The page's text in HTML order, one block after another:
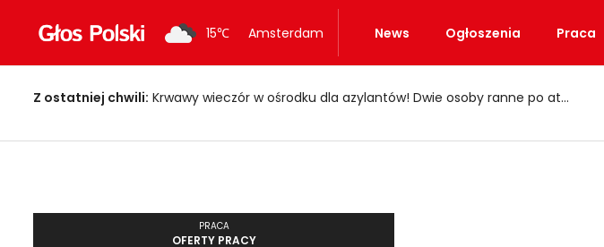
15℃ Amsterdam News Ogłoszenia Praca
Z ostatniej chwili: Krwawy wieczór w ośrodku dla azylantów! Dwie osoby ranne po ataku nożem
PRACA
OFERTY PRACY